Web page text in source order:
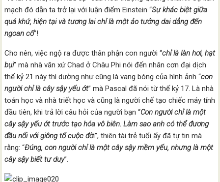
mạch đó dẫn ta trở lại với luận điểm Einstein “Sự khác biệt giữa
quá khứ, hiện tại và tương lai chỉ là một ảo tưởng dai dẳng đến
ngoan cố”!
Cho nên, việc ngộ ra được thân phận con người “chỉ là làn hơi, hạt
bụi” mà nhà văn xứ Chad ở Châu Phi nói đến nhân cơn đại dịch
thế kỷ 21 này thì dường như cũng là vang bóng của hình ảnh “con
người chỉ là cây sậy yếu ớt” mà Pascal đã nói từ thế kỷ 17. Là nhà
toán học và nhà triết học và cũng là người chế tạo chiếc máy tính
đầu tiên, khi trả lời câu hỏi của người bạn “Con người chỉ là một
cây sậy yếu ớt trước tạo hóa vô biên. Làm sao anh có thể đương
đầu nổi với giông tố cuộc đời”, thiên tài trẻ tuổi ấy đã tự tin mà
rằng: “Đúng, con người chỉ là một cây sậy mềm yếu, nhưng là một
cây sậy biết tưduy”.